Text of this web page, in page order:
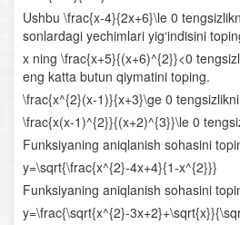
Logarifmik funksiya va uning
Logarifmik ifodalarni shakl
Logarifmik tenglamalar
Logarifmik tengsizliklar
Yig‘indi va ayirmaning hosilasi
Ushbu \frac{x-4}{2x+6}\le 0
sonlardagi yechimlari yig‘indisini
x ning \frac{x+5}{(x+6)^{2}}<0
eng katta butun qiymatini toping.
\frac{x^{2}(x-1)}{x+3}\ge 0
\frac{x(x-1)^{2}}{(x+2)^{3}}\le 0
Funksiyaning aniqlanish sohasini
y=\sqrt{\frac{x^{2}-4x+4}{1-x^{2}}}
Funksiyaning aniqlanish sohasini
y=\frac{\sqrt{x^{2}-